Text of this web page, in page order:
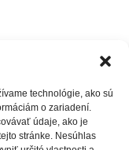
technológie, ako sú
o zariadení.
údaje, ako je
stránke. Nesúhlas